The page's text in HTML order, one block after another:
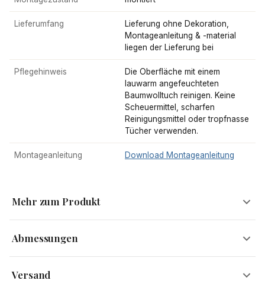
Lieferumfang
Lieferung ohne Dekoration,
Montageanleitung & -material
liegen der Lieferung bei
Pflegehinweis
Die Oberfläche mit einem
lauwarm angefeuchteten
Baumwolltuch reinigen. Keine
Scheuermittel, scharfen
Reinigungsmittel oder tropfnasse
Tücher verwenden.
Montageanleitung Download Montageanleitung
Mehr zum Produkt
Stilvoller Sitzhocker mit praktischem Stauraum
Abmessungen
Versand